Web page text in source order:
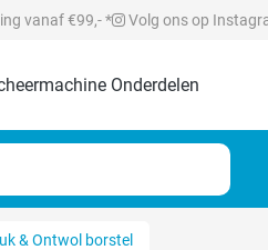
vanaf €99,- * Volg ons op
Onderdelen
& Ontwol borstel